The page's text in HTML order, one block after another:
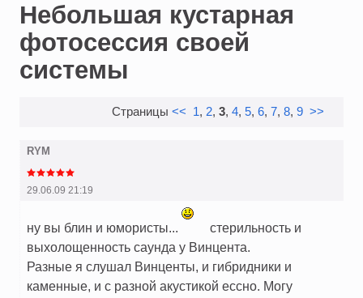
Небольшая кустарная
фотосессия своей
системы
Страницы << 1, 2, 3, 4, 5, 6, 7, 8, 9 >>
RYM
29.06.09 21:19
ну вы блин и юмористы...
стерильность и
выхолощенность саунда у Винцента.
Разные я слушал Винценты, и гибридники и
каменные, и с разной акустикой ессно. Могу